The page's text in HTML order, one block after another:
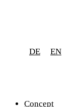
DE EN
Concept